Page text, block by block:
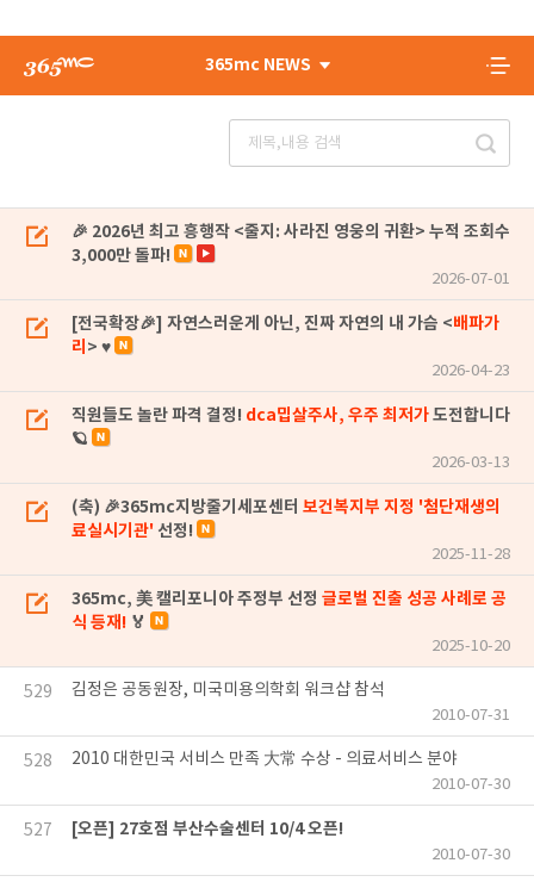
365mc NEWS
🎉 2026년 최고 흥행작 <줄지: 사라진 영웅의 귀환> 누적 조회수
3,000만 돌파!
2026-07-01
[전국확장🎉] 자연스러운게 아닌, 진짜 자연의 내 가슴 <배파가
리 > ♥
2026-04-23
직원들도 놀란 파격 결정! dca밉살주사, 우주 최저가도전합니다
🪐
2026-03-13
(축) 🎉365mc지방줄기세포센터 보건복지부 지정 '첨단재생의
료실시기관' 선정!
2025-11-28
365mc, 美 캘리포니아 주정부 선정 글로벌 진출 성공 사례로 공
식 등재! 🏅
2025-10-20
529 김정은 공동원장, 미국미용의학회 워크샵 참석
2010-07-31
528 2010 대한민국 서비스 만족 大常 수상 - 의료서비스 분야
2010-07-30
527 [오픈] 27호점 부산수술센터 10/4 오픈!
2010-07-30